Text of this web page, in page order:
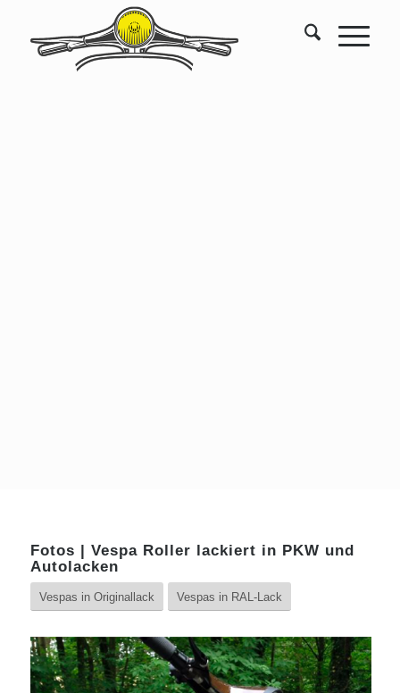
Fotos | Vespa Roller lackiert in PKW und
Autolacken
Vespas in Originallack Vespas in RAL-Lack